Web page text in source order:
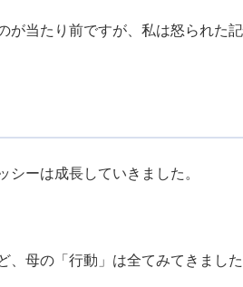
が当たり前ですが、私は怒られた
ーは成長していきました。
母の「行動」は全てみてきました